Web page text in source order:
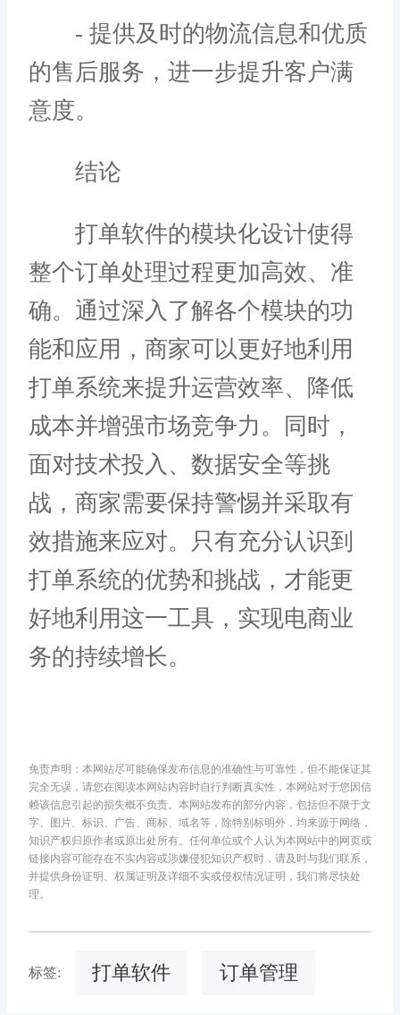
- 提供及时的物流信息和优质
的售后服务，进一步提升客户满
意度。
结论
打单软件的模块化设计使得
整个订单处理过程更加高效、准
确。通过深入了解各个模块的功
能和应用，商家可以更好地利用
打单系统来提升运营效率、降低
成本并增强市场竞争力。同时，
面对技术投入、数据安全等挑
战，商家需要保持警惕并采取有
效措施来应对。只有充分认识到
打单系统的优势和挑战，才能更
好地利用这一工具，实现电商业
务的持续增长。
免责声明：本网站尽可能确保发布信息的准确性与可靠性，但不能保证其
完全无误，请您在阅读本网站内容时自行判断真实性，本网站对于您因信
赖该信息引起的损失概不负责。本网站发布的部分内容，包括但不限于文
字、图片、标识、广告、商标、域名等，除特别标明外，均来源于网络，
知识产权归原作者或原出处所有。任何单位或个人认为本网站中的网页或
链接内容可能存在不实内容或涉嫌侵犯知识产权时，请及时与我们联系，
并提供身份证明、权属证明及详细不实或侵权情况证明，我们将尽快处
理。
标签: 打单软件 订单管理